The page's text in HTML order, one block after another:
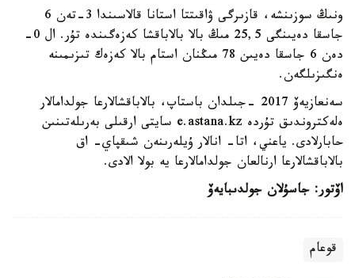
ونىڭ سوزىنشە، قازىرگى ۋاقىتتا استانا قالاسىندا 3-تەن 6
جاسقا دەيىنگى 25,5 مىڭ بالا بالاباقشا كەزەگىندە تۇر. ال 0-
دەن 6 جاسقا دەيىن 78 مىڭنان استام بالا كەزەك تىزىمىنە
ەنگىزىلگەن.
سەنعازيەۆ 2017 -جىلدان باستاپ، بالاباقشالارعا جولدامالار
ەلەكتروندىق تۇردە e.astana.kz سايتى ارقىلى بەرىلەتىنىن
حابارلادى. ياعني، اتا- انالار ۇيلەرىنەن شىقپاي- اق
بالاباقشالارعا ارنالعان جولدامالارعا يە بولا الادى.
اۆتور: جاسۇلان جولدىبايەۆ
قوعام